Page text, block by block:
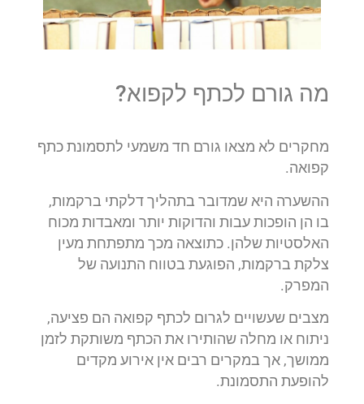
מה גורם לכתף לקפוא?
מחקרים לא מצאו גורם חד משמעי לתסמונת כתף
קפואה.
ההשערה היא שמדובר בתהליך דלקתי ברקמות,
בו הן הופכות עבות והדוקות יותר ומאבדות מכוח
האלסטיות שלהן. כתוצאה מכך מתפתחת מעין
צלקת ברקמות, הפוגעת בטווח התנועה של
המפרק.
מצבים שעשויים לגרום לכתף קפואה הם פציעה,
ניתוח או מחלה שהותירו את הכתף משותקת לזמן
ממושך, אך במקרים רבים אין אירוע מקדים
להופעת התסמונת.